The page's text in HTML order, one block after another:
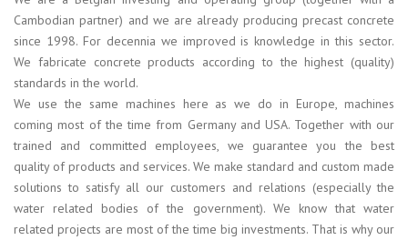
Cambodian partner) and we are already producing precast concrete
since 1998. For decennia we improved is knowledge in this sector.
We fabricate concrete products according to the highest (quality)
standards in the world.
We use the same machines here as we do in Europe, machines
coming most of the time from Germany and USA. Together with our
trained and committed employees, we guarantee you the best
quality of products and services. We make standard and custom made
solutions to satisfy all our customers and relations (especially the
water related bodies of the government). We know that water
related projects are most of the time big investments. That is why our